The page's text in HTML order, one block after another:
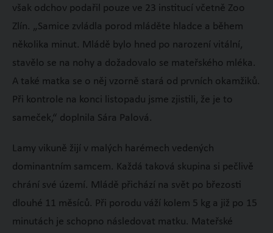
však odchov podařil pouze ve 23 institucí včetně Zoo
Zlín. „Samice zvládla porod mláděte hladce a během
několika minut. Mládě bylo hned po narození vitální,
stavělo se na nohy a dožadovalo se mateřského mléka.
A také matka se o něj vzorně stará od prvních okamžiků.
Při kontrole na konci listopadu jsme zjistili, že je to
sameček,“ doplnila Sára Palová.
Lamy vikuně žijí v malých harémech vedených
dominantním samcem. Každá taková skupina si pečlivě
chrání své území. Mládě přichází na svět po březosti
dlouhé 11 měsíců. Při porodu váží kolem 5 kg a již po 15
minutách je schopno následovat matku. Mateřské